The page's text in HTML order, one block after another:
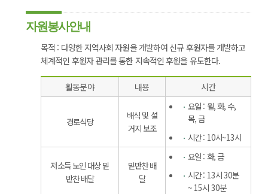
자원봉사안내
목적 : 다양한 지역사회 자원을 개발하여 신규 후원자를 개발하고
체계적인 후원자 관리를 통한 지속적인 후원을 유도한다.
활동분야 내용 시간
경로식당
배식 및 설
거지 보조
요일 : 월, 화, 수,
목, 금
시간 : 10시~13시
저소득 노인 대상 밑
반찬 배달
밑반찬 배
달
요일 : 화, 금
시간 : 13시 30분
~ 15시 30분